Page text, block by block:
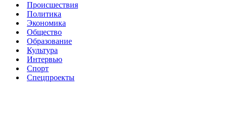
Происшествия
Политика
Экономика
Общество
Образование
Культура
Интервью
Спорт
Спецпроекты